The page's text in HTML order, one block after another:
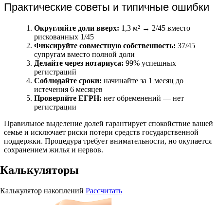
Практические советы и типичные ошибки
Округляйте доли вверх: 1,3 м² → 2/45 вместо
рискованных 1/45
Фиксируйте совместную собственность: 37/45
супругам вместо полной доли
Делайте через нотариуса: 99% успешных
регистраций
Соблюдайте сроки: начинайте за 1 месяц до
истечения 6 месяцев
Проверяйте ЕГРН: нет обременений — нет
регистрации
Правильное выделение долей гарантирует спокойствие вашей
семье и исключает риски потери средств государственной
поддержки. Процедура требует внимательности, но окупается
сохранением жилья и нервов.
Калькуляторы
Калькулятор накоплений Рассчитать